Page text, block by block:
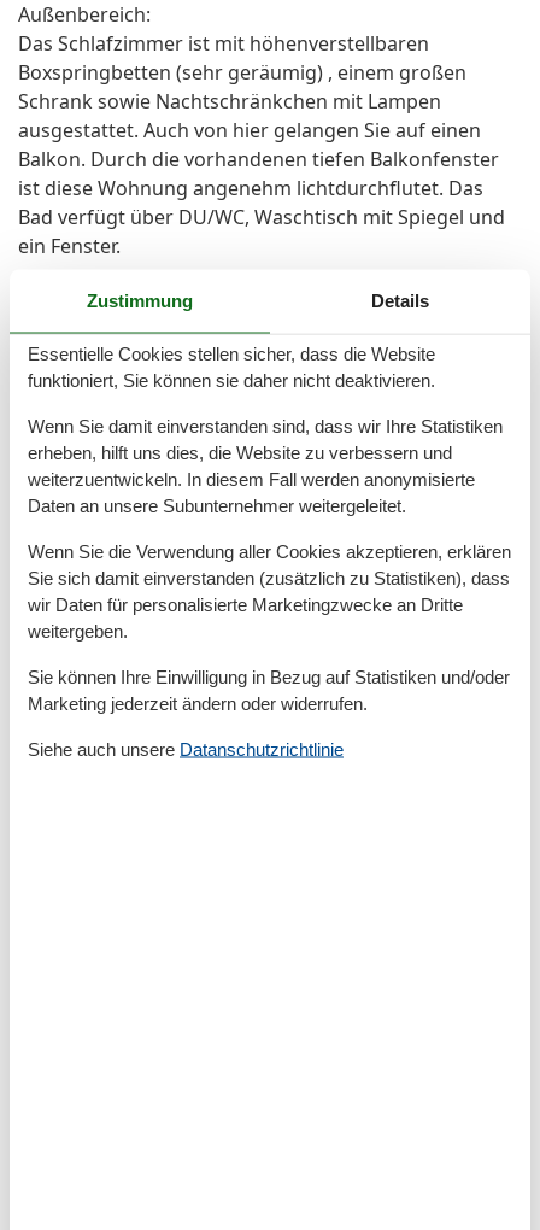
Außenbereich:
Das Schlafzimmer ist mit höhenverstellbaren
Boxspringbetten (sehr geräumig) , einem großen
Schrank sowie Nachtschränkchen mit Lampen
ausgestattet. Auch von hier gelangen Sie auf einen
Balkon. Durch die vorhandenen tiefen Balkonfenster
ist diese Wohnung angenehm lichtdurchflutet. Das
Bad verfügt über DU/WC, Waschtisch mit Spiegel und
ein Fenster.
Allgemeine Informationen:
Anreise ab 16:00 Uhr
Abreise bis 10:00 Uhr
Zusätzliche Preisinfos:
Die Kurtaxe wollen Sie Bitte bei Anreise vor Ort
bezahlen.
Zahlungsmöglichkeiten Banküberweisung, Kreditkarte,
Sofortüberweisung und Google/Apple Pay zur
Verfügung. Weitere Informationen entnehmen Sie
Die Kurtaxe wollen Sie Bitte bei Anreise vor Ort
bezahlen.
Zustimmung Details
Essentielle Cookies stellen sicher, dass die Website
funktioniert, Sie können sie daher nicht deaktivieren.
Wenn Sie damit einverstanden sind, dass wir Ihre Statistiken
erheben, hilft uns dies, die Website zu verbessern und
weiterzuentwickeln. In diesem Fall werden anonymisierte
Daten an unsere Subunternehmer weitergeleitet.
Wenn Sie die Verwendung aller Cookies akzeptieren, erklären
Sie sich damit einverstanden (zusätzlich zu Statistiken), dass
wir Daten für personalisierte Marketingzwecke an Dritte
weitergeben.
Sie können Ihre Einwilligung in Bezug auf Statistiken und/oder
Marketing jederzeit ändern oder widerrufen.
Siehe auch unsere Datanschutzrichtlinie